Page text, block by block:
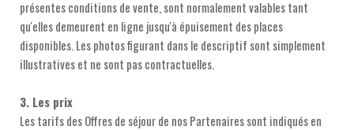
présentes conditions de vente, sont normalement valables tant
qu'elles demeurent en ligne jusqu'à épuisement des places
disponibles. Les photos figurant dans le descriptif sont simplement
illustratives et ne sont pas contractuelles.
3. Les prix
Les tarifs des Offres de séjour de nos Partenaires sont indiqués en